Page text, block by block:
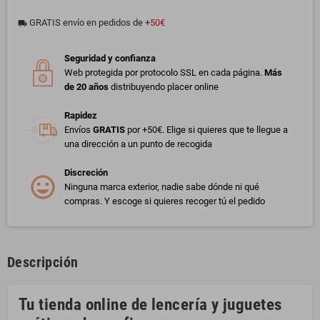
local_shipping GRATIS envío en pedidos de +50€
Seguridad y confianza
Web protegida por protocolo SSL en cada página. Más
de 20 años distribuyendo placer online
Rapidez
Envíos GRATIS por +50€. Elige si quieres que te llegue a
una dirección a un punto de recogida
Discreción
Ninguna marca exterior, nadie sabe dónde ni qué
compras. Y escoge si quieres recoger tú el pedido
Descripción
Tu tienda online de lencería y juguetes